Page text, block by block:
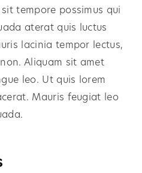
tempore possimus qui
aterat quis luctus
lacinia tempor lectus,
Aliquam sit amet
leo. Ut quis lorem
Mauris feugiat leo